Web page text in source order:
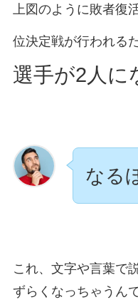
上図のように敗者復
位決定戦が行われるた
選手が2人に
なる
これ、文字や言葉で
ずらくなっちゃうん